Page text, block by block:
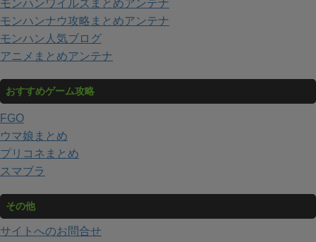
モンハンワイルズまとめアンテナ
モンハンナウ攻略まとめアンテナ
モンハン人気ブログ
アニメまとめアンテナ
おすすめゲーム攻略
FGO
ウマ娘まとめ
プリコネまとめ
スマブラ
その他
サイトへのお問合せ